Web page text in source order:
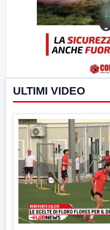
ULTIMI VIDEO